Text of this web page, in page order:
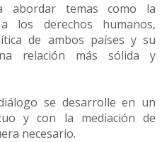
abordar temas como la
los derechos humanos,
de ambos países y su
relación más sólida y
se desarrolle en un
y con la mediación de
necesario.